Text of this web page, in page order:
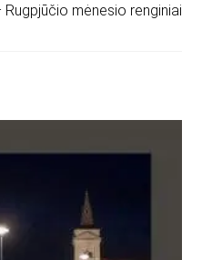
Rugpjūčio mėnesio renginiai